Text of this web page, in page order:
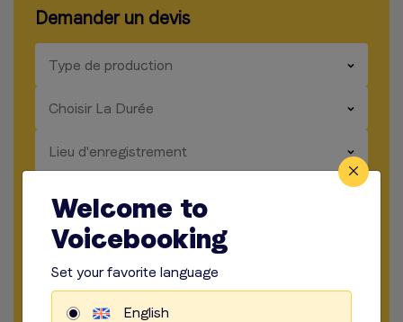
Demander un devis
Type de production
​​​
Choisir La Durée
​​​
Lieu d'enregistrement
​​​
Manière d'enregistrer
Options audio
​​​
Démarrer la Commande
Welcome to
Voicebooking
Set your favorite language
English